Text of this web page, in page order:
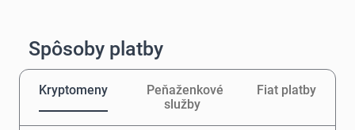
Spôsoby platby
Kryptomeny
Peňaženkové
služby
Fiat platby